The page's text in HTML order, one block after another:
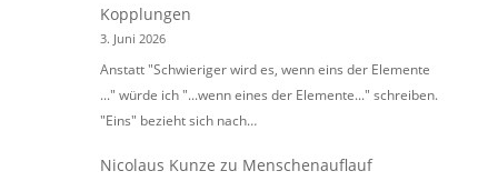
Kopplungen
3. Juni 2026
Anstatt "Schwieriger wird es, wenn eins der Elemente
..." würde ich "...wenn eines der Elemente..." schreiben.
"Eins" bezieht sich nach…
Nicolaus Kunze zu Menschenauflauf